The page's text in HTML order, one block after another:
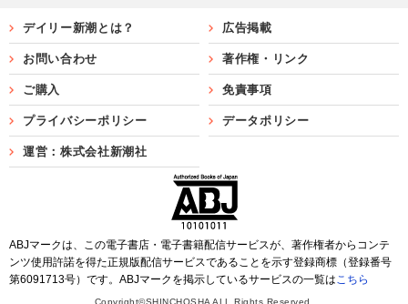
デイリー新潮とは？ 広告掲載
お問い合わせ 著作権・リンク
ご購入 免責事項
プライバシーポリシー データポリシー
運営：株式会社新潮社
ABJマークは、この電子書店・電子書籍配信サービスが、著作権者からコンテ
ンツ使用許諾を得た正規版配信サービスであることを示す登録商標（登録番号
第6091713号）です。ABJマークを掲示しているサービスの一覧は こちら
Copyright©SHINCHOSHA ALL Rights Reserved.